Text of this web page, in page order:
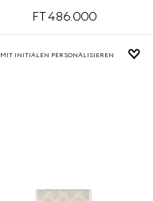
FT 486.000
MIT INITIALEN PERSONALISIEREN